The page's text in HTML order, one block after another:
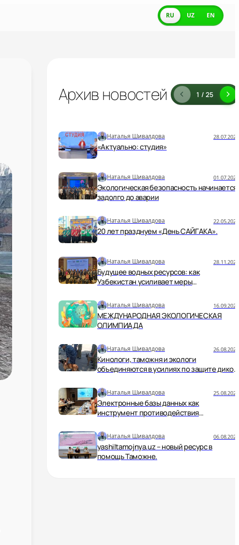
RU UZ EN
Архив новостей 1 / 25
Наталья Шивалдова 28.07.2026
«Актуально: студия»
Наталья Шивалдова 01.07.2026
Экологическая безопасность начинается
задолго до аварии
Наталья Шивалдова 22.05.2026
20 лет празднуем «День САЙГАКА».
Наталья Шивалдова 28.11.2025
Будущее водных ресурсов: как
Узбекистан усиливает меры
Наталья Шивалдова 16.09.2025
МЕЖДУНАРОДНАЯ ЭКОЛОГИЧЕСКАЯ
ОЛИМПИАДА
Наталья Шивалдова 26.08.2025
Кинологи, таможня и экологи
объединяются в усилиях по защите дикой
Наталья Шивалдова 25.08.2025
Электронные базы данных как
инструмент противодействия
Наталья Шивалдова 06.08.2025
yashiltamojnya.uz – новый ресурс в
помощь Таможне.